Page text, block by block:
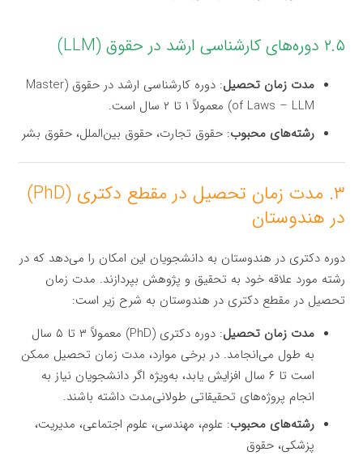
۲.۵ دوره‌های کارشناسی ارشد در حقوق (LLM)
مدت زمان تحصیل
: دوره کارشناسی ارشد در حقوق (Master
of Laws – LLM) معمولاً ۱ تا ۲ سال است.
رشته‌های محبوب: حقوق تجارت، حقوق بین‌الملل، حقوق بشر
۳. مدت زمان تحصیل در مقطع دکتری (PhD)
در هندوستان
دوره دکتری در هندوستان به دانشجویان این امکان را می‌دهد که در
رشته مورد علاقه خود به تحقیق و پژوهش بپردازند. مدت زمان
تحصیل در مقطع دکتری در هندوستان به شرح زیر است:
مدت زمان تحصیل
: دوره دکتری (PhD) معمولاً ۳ تا ۵ سال
به طول می‌انجامد. در برخی موارد، مدت زمان تحصیل ممکن
است تا ۶ سال افزایش یابد، به‌ویژه اگر دانشجویان نیاز به
انجام پروژه‌های تحقیقاتی طولانی‌مدت داشته باشند.
رشته‌های محبوب: علوم، مهندسی، علوم اجتماعی، مدیریت،
پزشکی، حقوق